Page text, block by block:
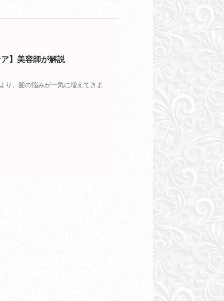
】美容師が解説
り、髪の悩みが一気に増えてきま